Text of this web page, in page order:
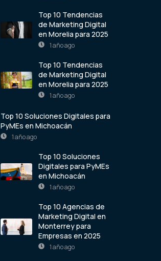
Top 10 Tendencias
de Marketing Digital
en Morelia para 2025
1 año ago
Top 10 Tendencias
de Marketing Digital
en Morelia para 2025
1 año ago
Top 10 Soluciones Digitales para
PyMEs en Michoacán
1 año ago
Top 10 Soluciones
Digitales para PyMEs
en Michoacán
1 año ago
Top 10 Agencias de
Marketing Digital en
Monterrey para
Empresas en 2025
1 año ago